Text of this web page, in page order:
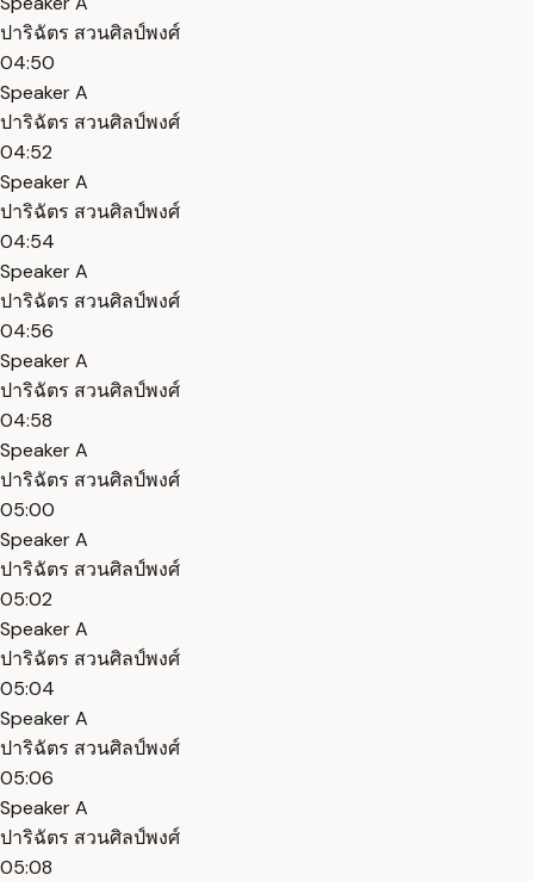
ปาริฉัตร สวนศิลป์พงศ์
04:50
Speaker A
ปาริฉัตร สวนศิลป์พงศ์
04:52
Speaker A
ปาริฉัตร สวนศิลป์พงศ์
04:54
Speaker A
ปาริฉัตร สวนศิลป์พงศ์
04:56
Speaker A
ปาริฉัตร สวนศิลป์พงศ์
04:58
Speaker A
ปาริฉัตร สวนศิลป์พงศ์
05:00
Speaker A
ปาริฉัตร สวนศิลป์พงศ์
05:02
Speaker A
ปาริฉัตร สวนศิลป์พงศ์
05:04
Speaker A
ปาริฉัตร สวนศิลป์พงศ์
05:06
Speaker A
ปาริฉัตร สวนศิลป์พงศ์
05:08